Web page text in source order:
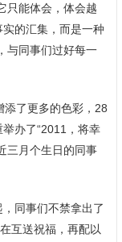
能体会，体会越
的汇集，而是一种
与同事们过好每一
了更多的色彩，28
办了“2011，将幸
三月个生日的同事
同事们不禁拿出了
互送祝福，再配以